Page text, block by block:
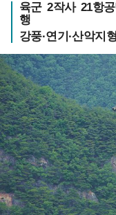
육군 2작사 21항
행
강풍·연기·산악